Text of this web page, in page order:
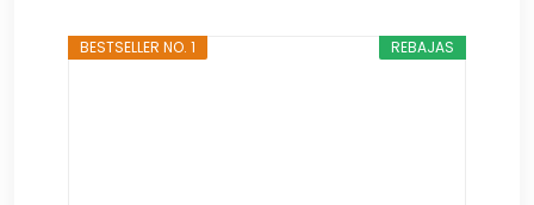
REBAJAS
BESTSELLER NO. 1